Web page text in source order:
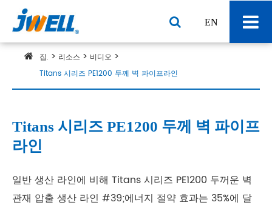
EN
집. 리소스
비디오
Titans 시리즈 PE1200 두께 벽 파이프라인
Titans 시리즈 PE1200 두께 벽 파이프
라인
일반 생산 라인에 비해 Titans 시리즈 PE1200 두꺼운 벽
관재 압출 생산 라인 #39;에너지 절약 효과는 35%에 달